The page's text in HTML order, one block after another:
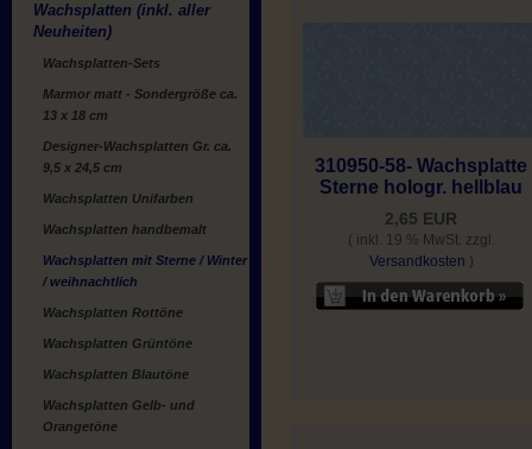
Wachsplatten (inkl. aller
Neuheiten)
Wachsplatten-Sets
Marmor matt - Sondergröße ca.
13 x 18 cm
Designer-Wachsplatten Gr. ca.
9,5 x 24,5 cm
Wachsplatten Unifarben
Wachsplatten handbemalt
Wachsplatten mit Sterne / Winter
/ weihnachtlich
Wachsplatten Rottöne
Wachsplatten Grüntöne
Wachsplatten Blautöne
Wachsplatten Gelb- und
Orangetöne
310950-58- Wachsplatte
Sterne hologr. hellblau
2,65 EUR
( inkl. 19 % MwSt. zzgl.
Versandkosten )